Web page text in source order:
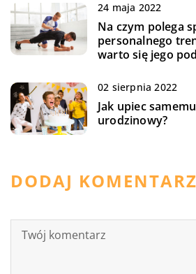
24 maja 2022
Na czym polega
personalnego
warto się jego
02 sierpnia 2022
Jak upiec
urodzinowy?
DODAJ KOMENTARZ